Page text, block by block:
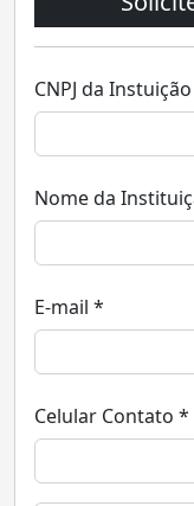
CNPJ da
Nome da
E-mail *
Celular Contato *